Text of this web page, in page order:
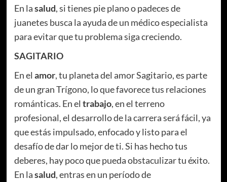
En lasalud, si tienes pie plano o padeces de
juanetes busca la ayuda de un médico especialista
para evitar que tu problema siga creciendo.
SAGITARIO
En el amor, tu planeta del amor Sagitario, es parte
de un gran Trígono, lo que favorece tus relaciones
románticas. En el trabajo, en el terreno
profesional, el desarrollo de la carrera será fácil, ya
que estás impulsado, enfocado y listo para el
desafío de dar lo mejor de ti. Si has hecho tus
deberes, hay poco que pueda obstaculizar tu éxito.
En lasalud, entras en un período de